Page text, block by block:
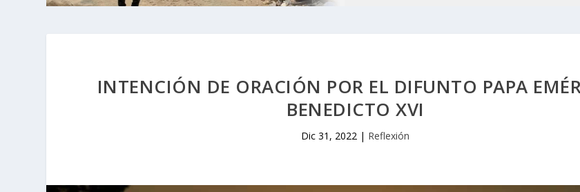
INTENCIÓN DE ORACIÓN POR EL DIFUNTO PAPA
BENEDICTO XVI
Dic 31, 2022 | Reflexión